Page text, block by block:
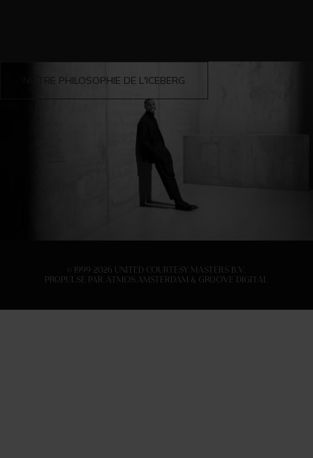
NOTRE PHILOSOPHIE DE L'ICEBERG
© 1999-2026 United Courtesy Masters B.V.
Propulsé par
Atmos.Amsterdam & Groove Digital